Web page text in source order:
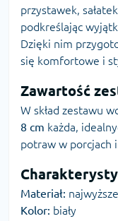
przystawek,
podkreślając
Dzięki nim
się komfortowe i
Zawartość
W skład zestawu
8 cm każda,
potraw w porcjach
Materiał:
Kolor: biały